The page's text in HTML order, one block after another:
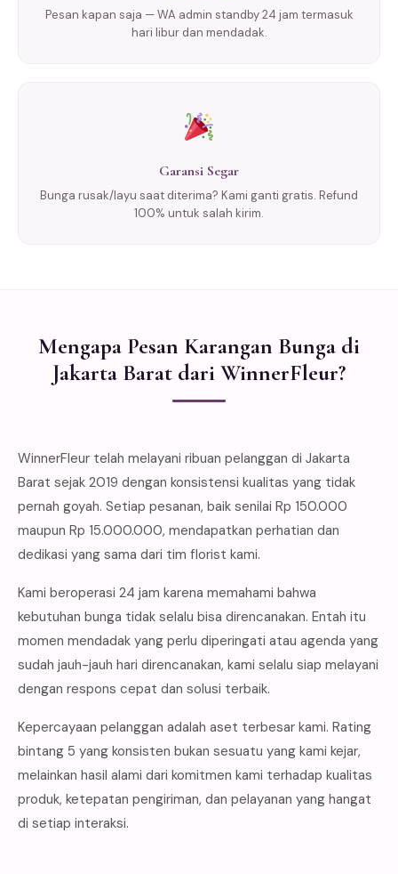
Pesan kapan saja — WA admin standby 24 jam termasuk
hari libur dan mendadak.
Garansi Segar
Bunga rusak/layu saat diterima? Kami ganti gratis. Refund
100% untuk salah kirim.
Mengapa Pesan Karangan Bunga di
Jakarta Barat dari WinnerFleur?
WinnerFleur telah melayani ribuan pelanggan di Jakarta
Barat sejak 2019 dengan konsistensi kualitas yang tidak
pernah goyah. Setiap pesanan, baik senilai Rp 150.000
maupun Rp 15.000.000, mendapatkan perhatian dan
dedikasi yang sama dari tim florist kami.
Kami beroperasi 24 jam karena memahami bahwa
kebutuhan bunga tidak selalu bisa direncanakan. Entah itu
momen mendadak yang perlu diperingati atau agenda yang
sudah jauh-jauh hari direncanakan, kami selalu siap melayani
dengan respons cepat dan solusi terbaik.
Kepercayaan pelanggan adalah aset terbesar kami. Rating
bintang 5 yang konsisten bukan sesuatu yang kami kejar,
melainkan hasil alami dari komitmen kami terhadap kualitas
produk, ketepatan pengiriman, dan pelayanan yang hangat
di setiap interaksi.